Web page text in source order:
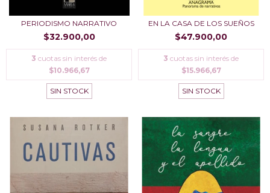
PERIODISMO NARRATIVO
$32.900,00
3 cuotas sin interés de
$10.966,67
SIN STOCK
EN LA CASA DE LOS SUEÑOS
$47.900,00
3 cuotas sin interés de
$15.966,67
SIN STOCK